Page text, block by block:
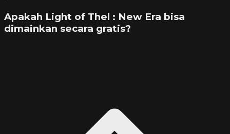
Apakah Light of Thel : New Era bisa
dimainkan secara gratis?